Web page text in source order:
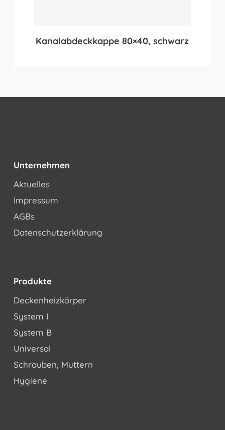
Kanalabdeckkappe 80×40, schwarz
Unternehmen
Aktuelles
Impressum
AGBs
Datenschutzerklärung
Produkte
Deckenheizkörper
System I
System B
Universal
Schrauben, Muttern
Hygiene